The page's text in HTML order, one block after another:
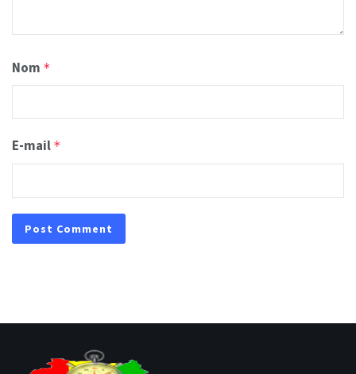
Nom *
E-mail *